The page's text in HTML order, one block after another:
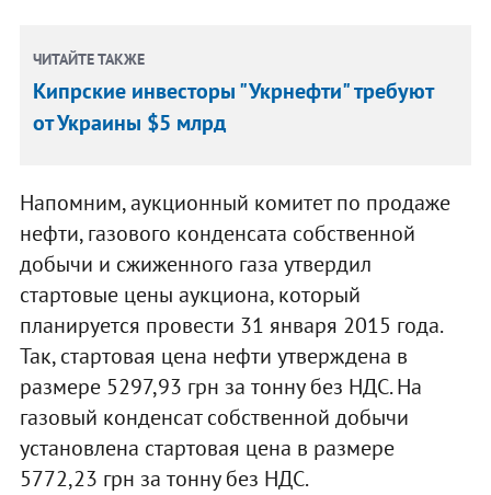
ЧИТАЙТЕ ТАКЖЕ
Кипрские инвесторы "Укрнефти" требуют
от Украины $5 млрд
Напомним, аукционный комитет по продаже
нефти, газового конденсата собственной
добычи и сжиженного газа утвердил
стартовые цены аукциона, который
планируется провести 31 января 2015 года.
Так, стартовая цена нефти утверждена в
размере 5297,93 грн за тонну без НДС. На
газовый конденсат собственной добычи
установлена стартовая цена в размере
5772,23 грн за тонну без НДС.